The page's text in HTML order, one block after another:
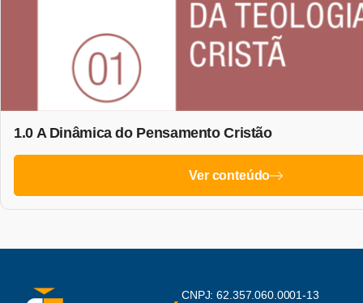
1.0 A Dinâmica do Pensamento Cristão
Ver conteúdo
CNPJ: 62.357.060.0001-13